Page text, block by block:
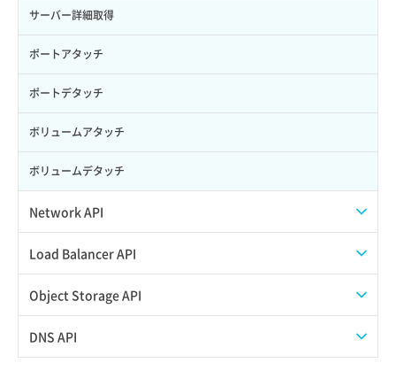
サーバー詳細取得
ポートアタッチ
ポートデタッチ
ボリュームアタッチ
ボリュームデタッチ
Network API
QoSポリシー一覧取得
QoSポリシー詳細取得
サブネット一覧取得
Load Balancer API
プール一覧取得
プール作成
Object Storage API
Web公開
DNS API